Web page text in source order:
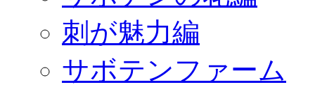
刺が魅力編
サボテンファーム